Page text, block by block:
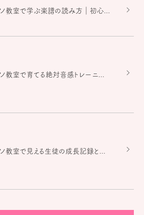
ノ教室で学ぶ楽譜の読み方｜初心...
ノ教室で育てる絶対音感トレーニ...
ノ教室で見える生徒の成長記録と...